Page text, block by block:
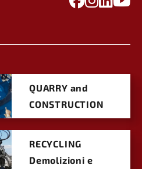
QUARRY and
CONSTRUCTION
RECYCLING
Demolizioni e